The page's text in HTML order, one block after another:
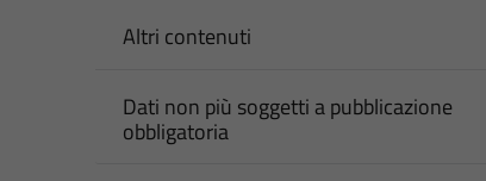
Altri contenuti
Dati non più soggetti a pubblicazione
obbligatoria